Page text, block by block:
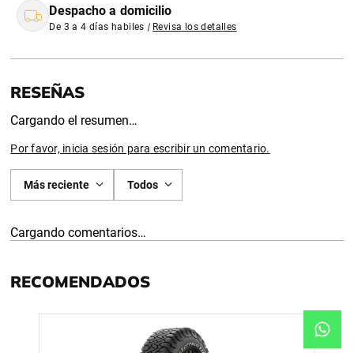
Despacho a domicilio
De 3 a 4 días habiles | Revisa los detalles
Cargando el resumen…
Por favor, inicia sesión para escribir un comentario.
Más reciente Todos
Cargando comentarios…
RECOMENDADOS